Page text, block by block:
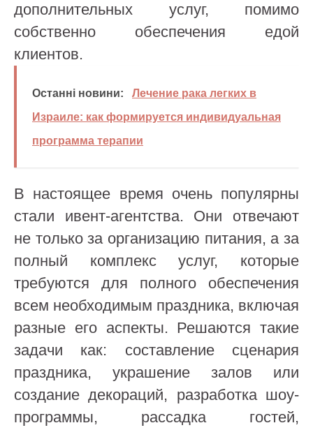
дополнительных услуг, помимо
собственно обеспечения едой
клиентов.
Останні новини:
Лечение рака легких в
Израиле: как формируется индивидуальная
программа терапии
В настоящее время очень популярны
стали ивент-агентства. Они отвечают
не только за организацию питания, а за
полный комплекс услуг, которые
требуются для полного обеспечения
всем необходимым праздника, включая
разные его аспекты. Решаются такие
задачи как: составление сценария
праздника, украшение залов или
создание декораций, разработка шоу-
программы, рассадка гостей,